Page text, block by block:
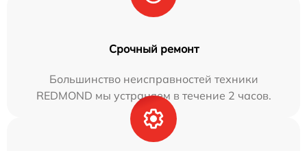
Срочный ремонт
Большинство неисправностей техники
REDMOND мы устраняем в течение 2 часов.